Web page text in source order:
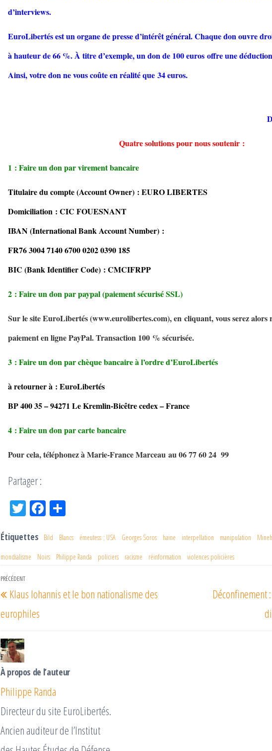
d’interviews.
EuroLibertés est un organe de presse d’intérêt général. Chaque don ouvre
à hauteur de 66 %. À titre d’exemple, un don de 100 euros offre une
Ainsi, votre don ne vous coûte en réalité que 34 euros.
Quatre solutions pour nous soutenir :
1 : Faire un don par virement bancaire
Titulaire du compte (Account Owner) : EURO LIBERTES
Domiciliation : CIC FOUESNANT
IBAN (International Bank Account Number) :
FR76 3004 7140 6700 0202 0390 185
BIC (Bank Identifier Code) : CMCIFRPP
2 : Faire un don par paypal (paiement sécurisé SSL)
Sur le site EuroLibertés (www.eurolibertes.com), en cliquant, vous serez alors
paiement en ligne PayPal. Transaction 100 % sécurisée.
3 : Faire un don par chèque bancaire à l’ordre d’EuroLibertés
à retourner à : EuroLibertés
BP 400 35 – 94271 Le Kremlin-Bicêtre cedex – France
4 : Faire un don par carte bancaire
Pour cela, téléphonez à Marie-France Marceau au 06 77 60 24 99
Partager :
Tw
er
Fac
oo
k
ge
r
Étiquettes Bild Blancs émeutess ; USA Georges Soros haine interpellation manipulation
mondialisme Noirs Philippe Randa policiers racisme réinformation violences policières
Navigation
de
l’article
Article
précédent
PRÉCÉDENT
Klaus Iohannis et le bon nationalisme des
europhiles
Déconfinement
À propos de l’auteur
Philippe Randa
Directeur du site EuroLibertés.
Ancien auditeur de l’Institut